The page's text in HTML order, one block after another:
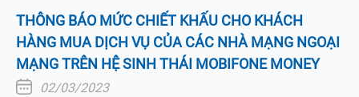
THÔNG BÁO MỨC CHIẾT KHẤU CHO KHÁCH
HÀNG MUA DỊCH VỤ CỦA CÁC NHÀ MẠNG NGOẠI
MẠNG TRÊN HỆ SINH THÁI MOBIFONE MONEY
02/03/2023